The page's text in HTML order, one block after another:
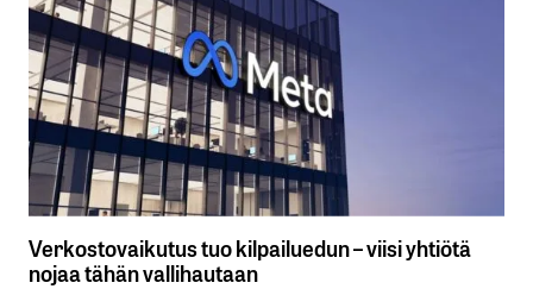
Verkostovaikutus tuo kilpailuedun – viisi yhtiötä
nojaa tähän vallihautaan